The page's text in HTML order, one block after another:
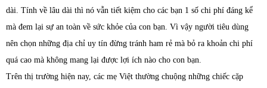
dài. Tính về lâu dài thì nó vẫn tiết kiệm cho các bạn 1 số chi phí đáng kể
mà đem lại sự an toàn về sức khỏe của con bạn. Vì vậy người tiêu dùng
nên chọn những địa chỉ uy tín đừng tránh ham rẻ mà bỏ ra khoản chi phí
quá cao mà không mang lại được lợi ích nào cho con bạn.
Trên thị trường hiện nay, các mẹ Việt thường chuộng những chiếc cặp